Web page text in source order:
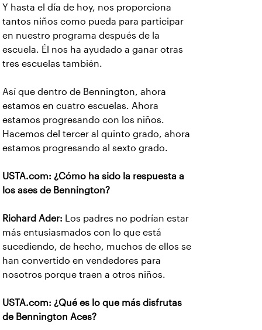
Y hasta el día de hoy, nos proporciona
tantos niños como pueda para participar
en nuestro programa después de la
escuela. Él nos ha ayudado a ganar otras
tres escuelas también.
Así que dentro de Bennington, ahora
estamos en cuatro escuelas. Ahora
estamos progresando con los niños.
Hacemos del tercer al quinto grado, ahora
estamos progresando al sexto grado.
USTA.com: ¿Cómo ha sido la respuesta a
los ases de Bennington?
Richard Ader:
Los padres no podrían estar
más entusiasmados con lo que está
sucediendo, de hecho, muchos de ellos se
han convertido en vendedores para
nosotros porque traen a otros niños.
USTA.com: ¿Qué es lo que más disfrutas
de Bennington Aces?